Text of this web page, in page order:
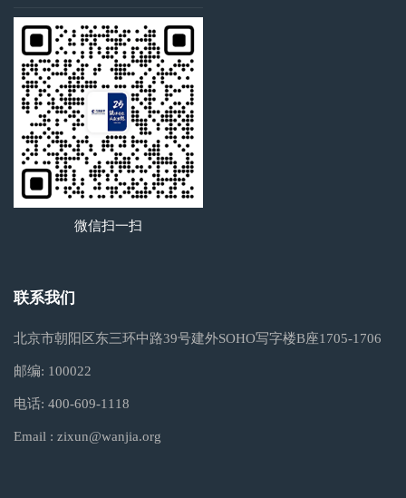
微信扫一扫
联系我们
北京市朝阳区东三环中路39号建外SOHO写字楼B座1705-1706
邮编: 100022
电话: 400-609-1118
Email : zixun@wanjia.org